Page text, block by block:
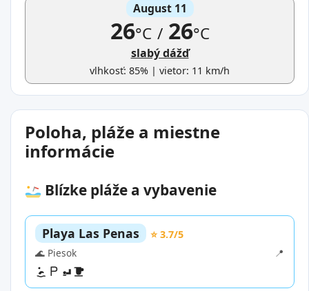
August 11
26°C /26°C
slabý dážď
vlhkosť: 85% | vietor: 11 km/h
Poloha, pláže a miestne
informácie
Blízke pláže a vybavenie
Playa Las Penas
⭐ 3.7/5
🌊 Piesok
📍